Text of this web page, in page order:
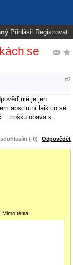
Přihlásit Registrovat
se
#2
je jen
absolutní laik co se
obava s
(-0) Odpovědět
Mimo téma